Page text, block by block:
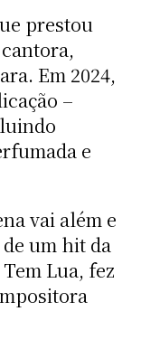
prestou
Em 2024,
–
e
vai além e
um hit da
Lua, fez